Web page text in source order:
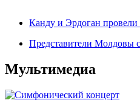
Канду и Эрдоган провели
Представители Молдовы
Мультимедиа